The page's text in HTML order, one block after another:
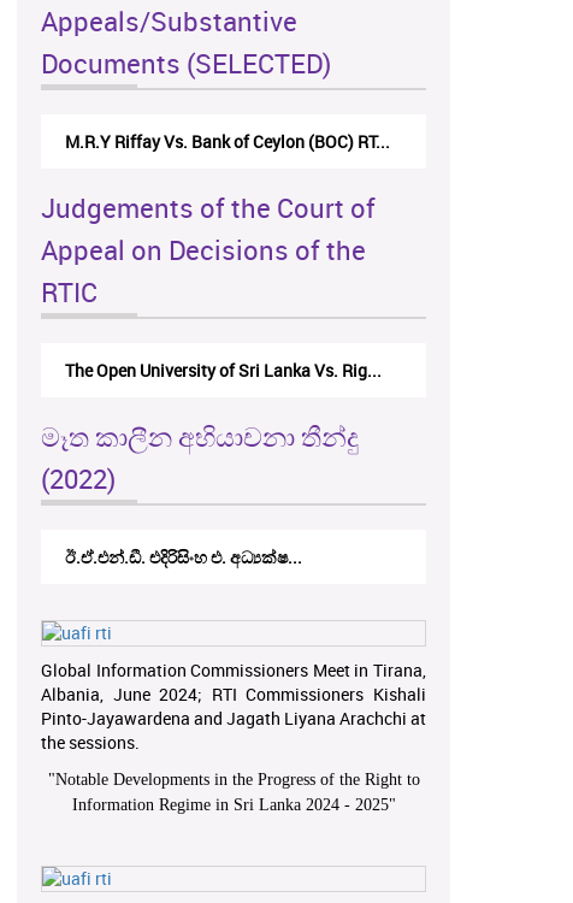
Appeals/Substantive
Documents (SELECTED)
M.R.Y Riffay Vs. Bank of Ceylon (BOC) RT...
Judgements of the Court of
Appeal on Decisions of the
RTIC
The Open University of Sri Lanka Vs. Rig...
මෑත කාලීන අභියාචනා තීන්දු
(2022)
ඊ.ඒ.එන්.ඩී. එදිරිසිංහ එ. අධ්‍යක්ෂ...
Global Information Commissioners Meet in Tirana,
Albania, June 2024; RTI Commissioners Kishali
Pinto-Jayawardena and Jagath Liyana Arachchi at
the sessions.
"Notable Developments in the Progress of the Right to
Information Regime in Sri Lanka 2024 - 2025"